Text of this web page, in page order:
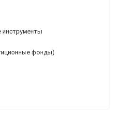
инструменты
фонды)